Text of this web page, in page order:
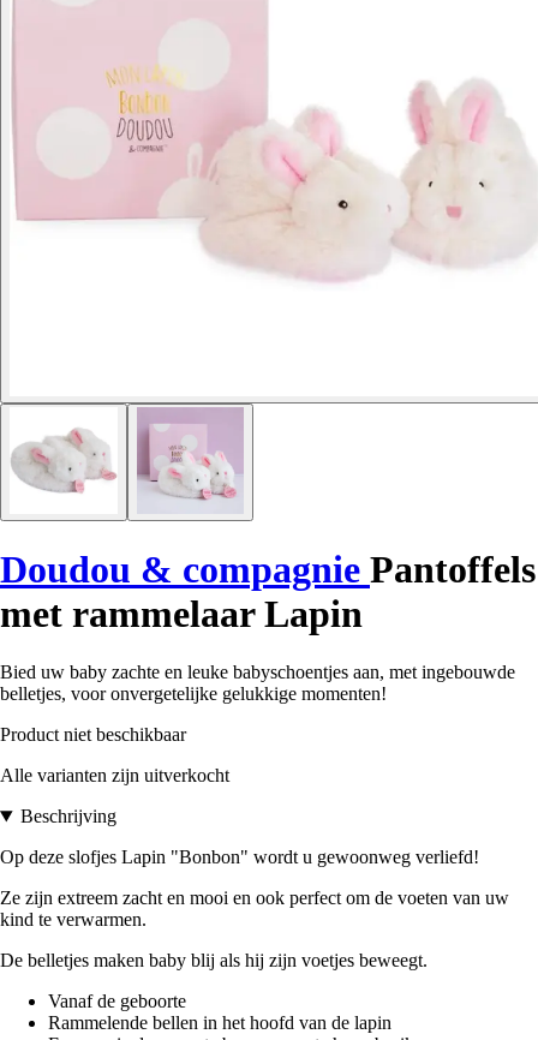
Doudou & compagnie Pantoffels
met rammelaar Lapin
Bied uw baby zachte en leuke babyschoentjes aan, met ingebouwde
belletjes, voor onvergetelijke gelukkige momenten!
Product niet beschikbaar
Alle varianten zijn uitverkocht
Beschrijving
Op deze slofjes Lapin "Bonbon" wordt u gewoonweg verliefd!
Ze zijn extreem zacht en mooi en ook perfect om de voeten van uw
kind te verwarmen.
De belletjes maken baby blij als hij zijn voetjes beweegt.
Vanaf de geboorte
Rammelende bellen in het hoofd van de lapin